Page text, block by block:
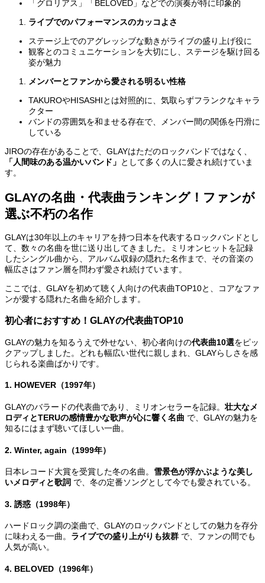
「グロリアス」「BELOVED」などでの演奏が特に印象的
ライブでのパフォーマンスのカッコよさ
ステージ上でのアグレッシブな動きがライブの盛り上げ役に
観客とのコミュニケーションを大切にし、ステージを駆け回る
姿が魅力
メンバーとファンから愛される明るい性格
TAKUROやHISASHIとは対照的に、気取らずフランクなキャラ
クター
バンドの雰囲気を和ませる存在で、メンバー間の関係を円滑に
している
JIROの存在があることで、GLAYはただのロックバンドではなく、
「人間味のある温かいバンド」 として多くの人に愛され続けていま
す。
GLAYの名曲・代表曲ランキング！ファンが
選ぶ不朽の名作
GLAYは30年以上のキャリアを持つ日本を代表するロックバンドとし
て、数々の名曲を世に送り出してきました。ミリオンヒットを記録
したシングル曲から、アルバム収録の隠れた名作まで、その音楽の
幅広さはファン層を問わず愛され続けています。
ここでは、GLAYを初めて聴く人向けの代表曲TOP10と、コアなファ
ンが愛する隠れた名曲を紹介します。
初心者におすすめ！GLAYの代表曲TOP10
GLAYの魅力を知るうえで外せない、初心者向けの代表曲10選をピッ
クアップしました。どれも幅広い世代に親しまれ、GLAYらしさを感
じられる楽曲ばかりです。
1. HOWEVER（1997年）
GLAYのバラードの代表曲であり、ミリオンセラーを記録。 壮大なメ
ロディとTERUの感情豊かな歌声が心に響く名曲 で、GLAYの魅力を
知るにはまず聴いてほしい一曲。
2. Winter, again（1999年）
日本レコード大賞を受賞した冬の名曲。 雪景色が浮かぶような美し
いメロディと歌詞 で、冬の定番ソングとして今でも愛されている。
3. 誘惑（1998年）
ハードロック調の楽曲で、GLAYのロックバンドとしての魅力を存分
に味わえる一曲。 ライブでの盛り上がりも抜群 で、ファンの間でも
人気が高い。
4. BELOVED（1996年）